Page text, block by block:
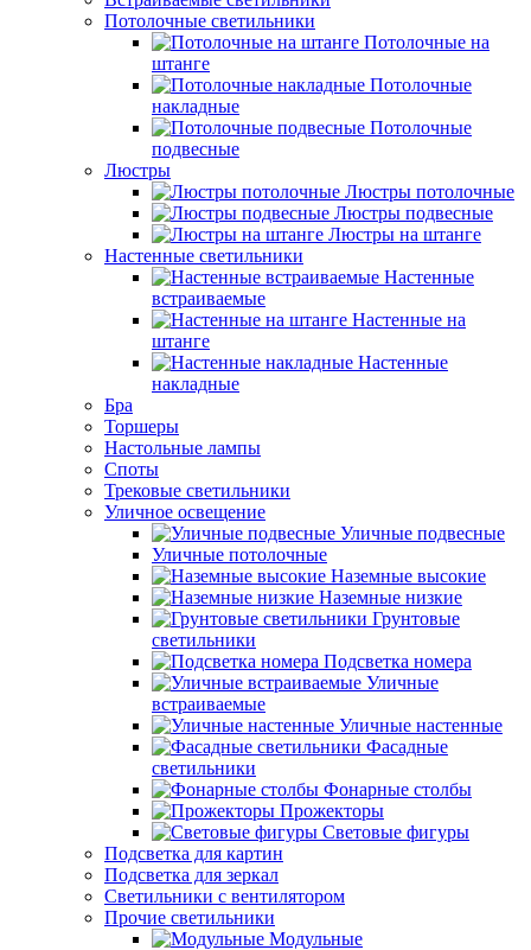
Потолочные светильники
Потолочные на
штанге
Потолочные
накладные
Потолочные
подвесные
Люстры
Люстры потолочные
Люстры подвесные
Люстры на штанге
Настенные светильники
Настенные
встраиваемые
Настенные на
штанге
Настенные
накладные
Бра
Торшеры
Настольные лампы
Споты
Трековые светильники
Уличное освещение
Уличные подвесные
Уличные потолочные
Наземные высокие
Наземные низкие
Грунтовые
светильники
Подсветка номера
Уличные
встраиваемые
Уличные настенные
Фасадные
светильники
Фонарные столбы
Прожекторы
Световые фигуры
Подсветка для картин
Подсветка для зеркал
Светильники с вентилятором
Прочие светильники
Модульные